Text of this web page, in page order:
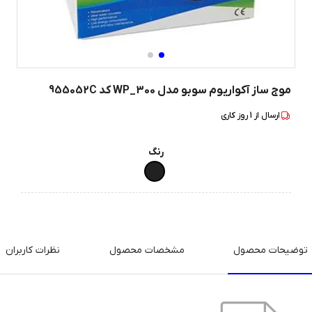
موج ساز آکواریوم سوبو مدل WP_300 کد 955052C
ارسال از 1روز کاری
رنگ
توضیحات محصول مشخصات محصول نظرات کاربران